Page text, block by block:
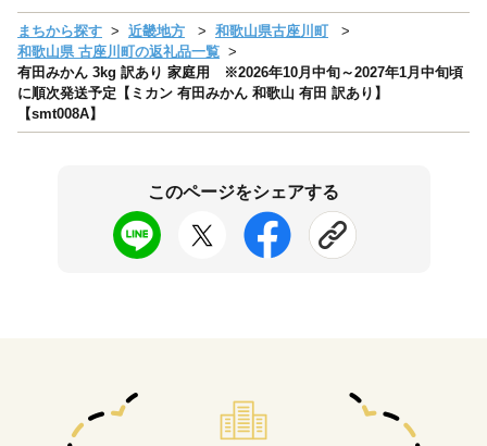
まちから探す 近畿地方
和歌山県古座川町
和歌山県 古座川町の返礼品一覧
有田みかん 3kg 訳あり 家庭用 ※2026年10月中旬～2027年1月中旬頃
に順次発送予定【ミカン 有田みかん 和歌山 有田 訳あり】
【smt008A】
このページをシェアする